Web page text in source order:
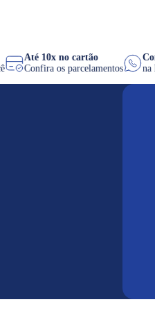
você
Até 10x no cartão
Confira os parcelamentos